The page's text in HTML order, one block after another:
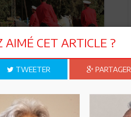
AIMÉ CET ARTICLE ?
TWEETER PARTAGER